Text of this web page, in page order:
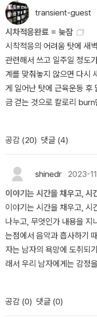
transient-guest
시차적응완료 = 늦잠
시착적응의 어려움 탓에 새
관련해서 쓰고 일주일 정도
계를 맞춰놓지 않으면 다시
게 일어난 탓에 근육운동 후
금 걷는 것으로 칼로리
유산소를 무조건 해야 가능
로 매일 걷는다면 모를까 보
되겠지만 눈에 띄는 몸의 변
계속 달리기를 하려고 노력
야 하고 몸도 잔부상을 견디
제 뛴 후 왼쪽 무릅과 오금
이었기에 knee brace를 끼
으나 더 나빠질까봐 무척
ps 후 달리기를 하는 루틴
정도로 많은 SF작가들이
장 좋아하는 김초엽작가의
었다고 이번에 읽으니 술술
공감 (20) 댓글 (4)
shinedr 2023-
이야기는 시간을 채우고, 시
이야기는 시간을 채우고, 시
나누고, 무엇인가 내용을 지
는점에서 음악과 흡사하기
자는 남자의 욕망에 도취되
래서 우리 남자에게는 감정
공감 (0) 댓글 (0)